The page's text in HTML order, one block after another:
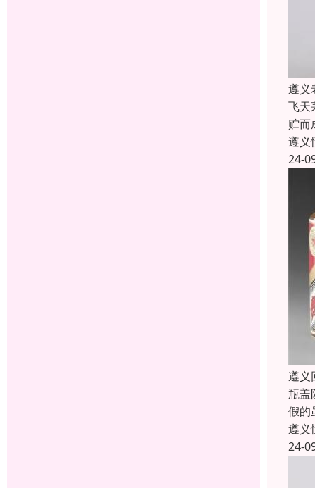
遵义
飞天
贮而
遵义
24-
遵义
瓶盖
假的
遵义
24-